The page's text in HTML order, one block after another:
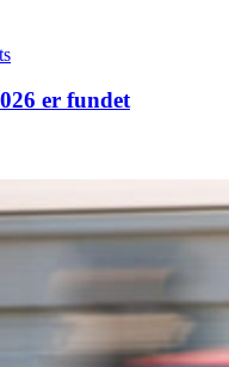
er fundet